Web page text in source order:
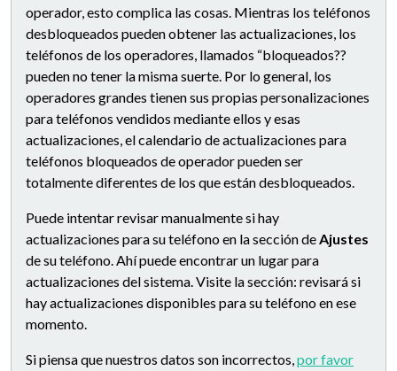
operador, esto complica las cosas. Mientras los teléfonos
desbloqueados pueden obtener las actualizaciones, los
teléfonos de los operadores, llamados “bloqueados??
pueden no tener la misma suerte. Por lo general, los
operadores grandes tienen sus propias personalizaciones
para teléfonos vendidos mediante ellos y esas
actualizaciones, el calendario de actualizaciones para
teléfonos bloqueados de operador pueden ser
totalmente diferentes de los que están desbloqueados.
Puede intentar revisar manualmente si hay
actualizaciones para su teléfono en la sección deAjustes
de su teléfono. Ahí puede encontrar un lugar para
actualizaciones del sistema. Visite la sección: revisará si
hay actualizaciones disponibles para su teléfono en ese
momento.
Si piensa que nuestros datos son incorrectos,por favor